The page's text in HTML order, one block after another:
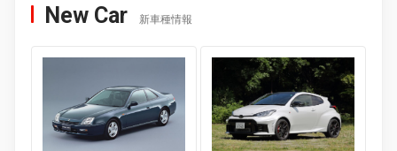
New Car 新車種情報